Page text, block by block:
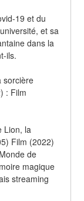
19 et du
et sa
dans la
ils.
sorcière
: Film
Lion, la
Film (2022)
de
magique
streaming